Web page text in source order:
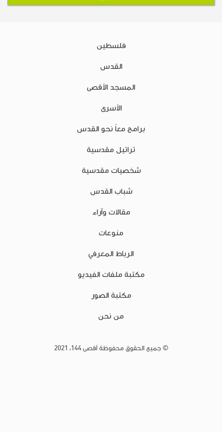
فلسطين
القدس
المسجد الأقصى
الأسرى
برامج معاً نحو القدس
تراتيل مقدسية
شخصيات مقدسية
شباب القدس
مقالات وآراء
منوعات
الرباط المعرفي
مكتبة ملفات الفيديو
مكتبة الصور
من نحن
© جميع الحقوق محفوظة أقصى 144، 2021